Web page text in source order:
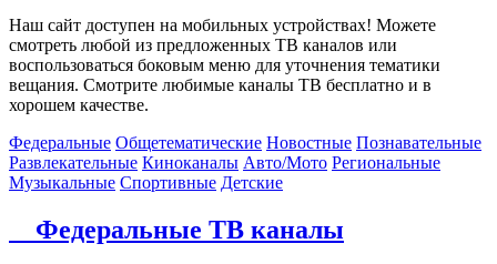
Наш сайт доступен на мобильных устройствах! Можете
смотреть любой из предложенных ТВ каналов или
воспользоваться боковым меню для уточнения тематики
вещания. Смотрите любимые каналы ТВ бесплатно и в
хорошем качестве.
Федеральные Общетематические Новостные Познавательные
Развлекательные Киноканалы Авто/Мото Региональные
Музыкальные Спортивные Детские
Федеральные ТВ каналы